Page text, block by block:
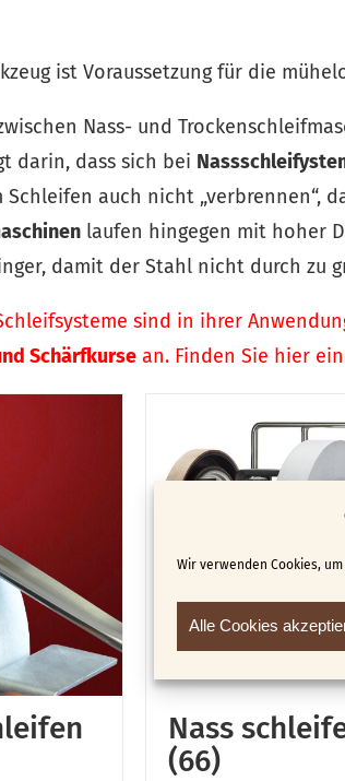
Wir verwenden Cookies,
Alle Cookies
ist Voraussetzung für die
Nass- und
darin, dass sich bei
auch nicht „verbrennen“,
laufen hingegen mit hoher
damit der Stahl nicht durch zu
sind in ihrer
Schärfkurse an. Finden Sie hier
Nass
(66)